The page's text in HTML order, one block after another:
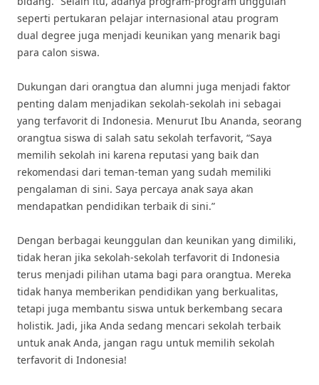
seperti pertukaran pelajar internasional atau program
dual degree juga menjadi keunikan yang menarik bagi
para calon siswa.
Dukungan dari orangtua dan alumni juga menjadi faktor
penting dalam menjadikan sekolah-sekolah ini sebagai
yang terfavorit di Indonesia. Menurut Ibu Ananda, seorang
orangtua siswa di salah satu sekolah terfavorit, “Saya
memilih sekolah ini karena reputasi yang baik dan
rekomendasi dari teman-teman yang sudah memiliki
pengalaman di sini. Saya percaya anak saya akan
mendapatkan pendidikan terbaik di sini.”
Dengan berbagai keunggulan dan keunikan yang dimiliki,
tidak heran jika sekolah-sekolah terfavorit di Indonesia
terus menjadi pilihan utama bagi para orangtua. Mereka
tidak hanya memberikan pendidikan yang berkualitas,
tetapi juga membantu siswa untuk berkembang secara
holistik. Jadi, jika Anda sedang mencari sekolah terbaik
untuk anak Anda, jangan ragu untuk memilih sekolah
terfavorit di Indonesia!